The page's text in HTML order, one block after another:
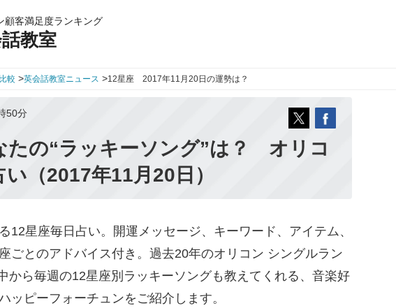
顧客満足度ランキング
教室
較 >英会話教室ニュース >12星座 2017年11月20日の運勢は？
50分
たの“ラッキーソング”は？ オリコ
（2017年11月20日）
12星座毎日占い。開運メッセージ、キーワード、アイテム、
ごとのアドバイス付き。過去20年のオリコン シングルラン
から毎週の12星座別ラッキーソングも教えてくれる、音楽好
ッピーフォーチュンをご紹介します。